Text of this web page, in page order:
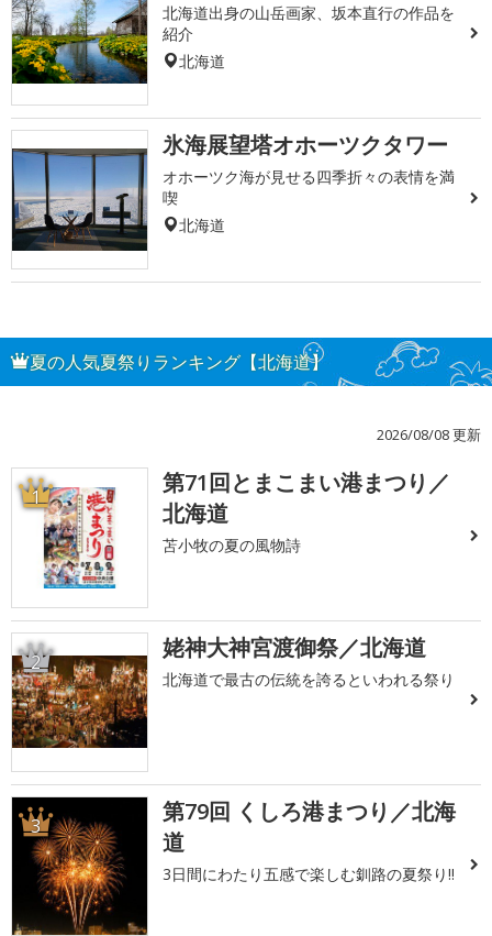
北海道出身の山岳画家、坂本直行の作品を
紹介
北海道
氷海展望塔オホーツクタワー
オホーツク海が見せる四季折々の表情を満
喫
北海道
夏の人気夏祭りランキング【北海道】
2026/08/08 更新
1
第71回とまこまい港まつり／
北海道
苫小牧の夏の風物詩
2 姥神大神宮渡御祭／北海道
北海道で最古の伝統を誇るといわれる祭り
3
第79回 くしろ港まつり／北海
道
3日間にわたり五感で楽しむ釧路の夏祭り!!